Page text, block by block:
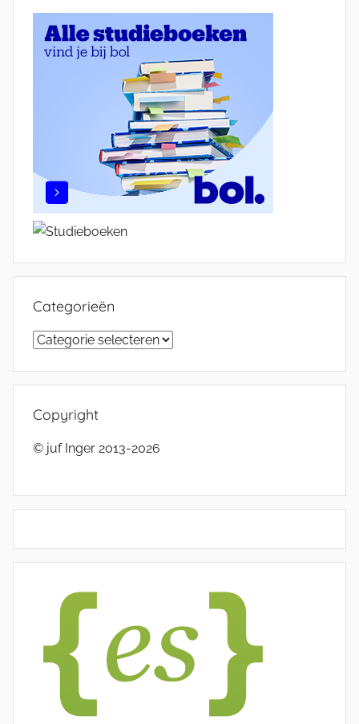
Categorieën
Categorieën
Copyright
© juf Inger 2013-2026